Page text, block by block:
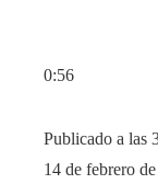
0:56
Publicado a las
14 de febrero